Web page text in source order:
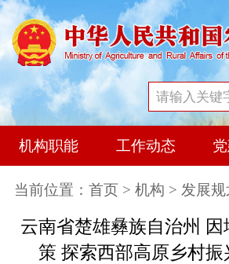
机构职能 工作动态
当前位置： 首页 > 机构 > 发展规
云南省楚雄彝族自治州
策 探索西部高原乡村振